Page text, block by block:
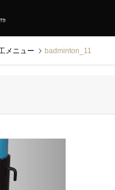
メニュー badminton_11